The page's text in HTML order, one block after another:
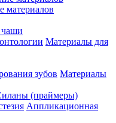
материалов
чаши
Материалы для
Материалы
(праймеры)
Аппликационная